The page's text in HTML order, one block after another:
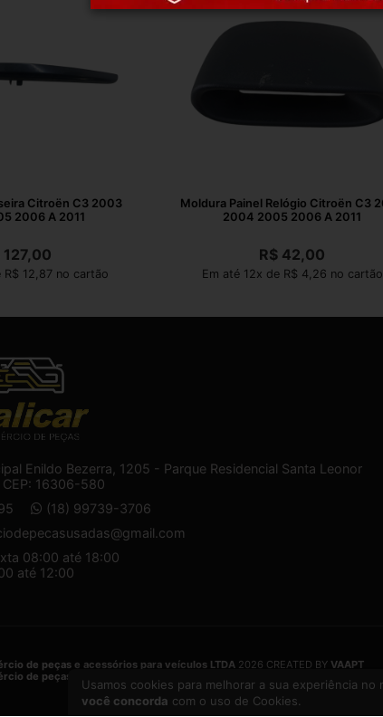
Citroën C3 2003
2006 A 2011
127,00
R$ 12,87 no cartão
Moldura Painel Relógio Citroën C3
2004 2005 2006 A 2011
R$ 42,00
Em até 12x de R$ 4,26 no cartão
Enildo Bezerra, 1205 - Parque Residencial Santa Leonor
16306-580
(18) 99739-3706
08:00 até 18:00
até 12:00
de peças e acessórios para veículos LTDA 2026 CREATED BY VAAPT
de peças e acessórios para veículos LTDA
Usamos cookies para melhorar a sua experiência
você concorda com o uso de Cookies.